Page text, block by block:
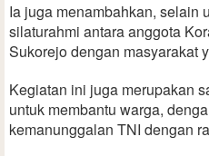
Ia juga menambahkan, selain
silaturahmi antara anggota
Sukorejo dengan masyarakat
Kegiatan ini juga merupakan
untuk membantu warga,
kemanunggalan TNI dengan